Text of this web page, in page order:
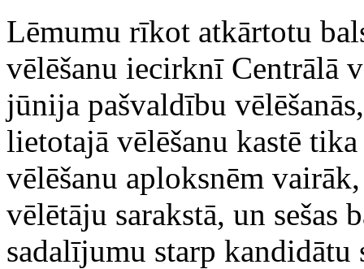
Lēmumu rīkot atkārtotu
vēlēšanu iecirknī Centrālā
jūnija pašvaldību
lietotajā vēlēšanu kastē
vēlēšanu aploksnēm
vēlētāju sarakstā, un sešas
sadalījumu starp